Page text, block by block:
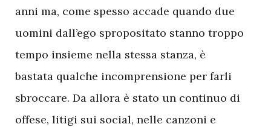
anni ma, come spesso accade quando due
uomini dall’ego spropositato stanno troppo
tempo insieme nella stessa stanza, è
bastata qualche incomprensione per farli
sbroccare. Da allora è stato un continuo di
offese, litigi sui social, nelle canzoni e